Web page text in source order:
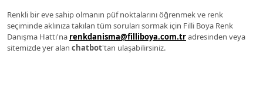
Renkli bir eve sahip olmanın püf noktalarını öğrenmek ve renk
seçiminde aklınıza takılan tüm soruları sormak için Filli Boya Renk
Danışma Hattı'na renkdanisma@filliboya.com.tradresinden veya
sitemizde yer alan chatbot'tan ulaşabilirsiniz.